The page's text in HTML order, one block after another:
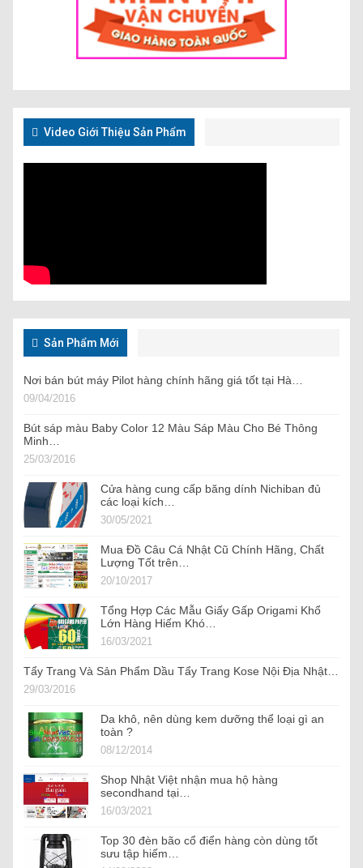
Video Giới Thiệu Sản Phẩm
Sản Phẩm Mới
Nơi bán bút máy Pilot hàng chính hãng giá tốt tại Hà…
09/04/2016
Bút sáp màu Baby Color 12 Màu Sáp Màu Cho Bé Thông
Minh…
25/03/2016
Cửa hàng cung cấp băng dính Nichiban đủ
các loại kích…
30/05/2021
Mua Đồ Câu Cá Nhật Cũ Chính Hãng, Chất
Lượng Tốt trên…
20/10/2017
Tổng Hợp Các Mẫu Giấy Gấp Origami Khổ
Lớn Hàng Hiếm Khó…
16/03/2021
Tẩy Trang Và Sản Phẩm Dầu Tẩy Trang Kose Nội Địa Nhật…
29/03/2016
Da khô, nên dùng kem dưỡng thể loại gì an
toàn ?
08/12/2014
Shop Nhật Việt nhận mua hộ hàng
secondhand tại…
16/03/2021
Top 30 đèn bão cổ điển hàng còn dùng tốt
sưu tập hiếm…